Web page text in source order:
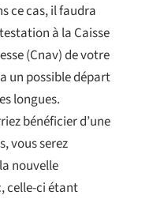
ce cas, il faudra
à la Caisse
(Cnav) de votre
un possible départ
longues.
bénéficier d’une
vous serez
nouvelle
celle-ci étant